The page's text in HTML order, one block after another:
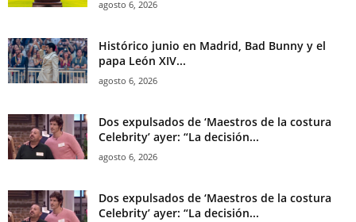
agosto 6, 2026
Histórico junio en Madrid, Bad Bunny y el
papa León XIV...
agosto 6, 2026
Dos expulsados de ‘Maestros de la costura
Celebrity’ ayer: “La decisión...
agosto 6, 2026
Dos expulsados de ‘Maestros de la costura
Celebrity’ ayer: “La decisión...